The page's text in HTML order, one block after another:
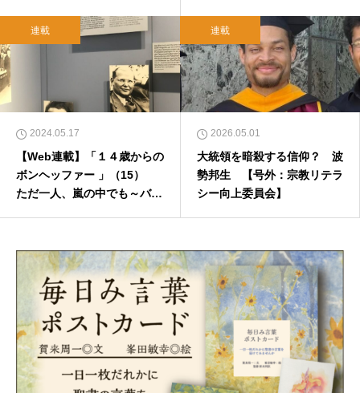
連載
2024.05.17
【Web連載】「１４歳からの
ボンヘッファー 」（15）
ただ一人、嵐の中でも～バル
連載
2026.05.01
大統領を暗殺する信仰？ 波
勢邦生 【号外：宗教リテラ
シー向上委員会】